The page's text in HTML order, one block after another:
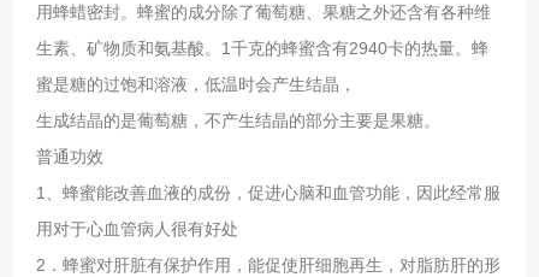
用蜂蜡密封。蜂蜜的成分除了葡萄糖、果糖之外还含有各种维
生素、矿物质和氨基酸。1千克的蜂蜜含有2940卡的热量。蜂
蜜是糖的过饱和溶液，低温时会产生结晶，
生成结晶的是葡萄糖，不产生结晶的部分主要是果糖。
普通功效
1、蜂蜜能改善血液的成份，促进心脑和血管功能，因此经常服
用对于心血管病人很有好处
2．蜂蜜对肝脏有保护作用，能促使肝细胞再生，对脂肪肝的形